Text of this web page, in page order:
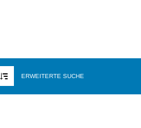
ERWEITERTE SUCHE